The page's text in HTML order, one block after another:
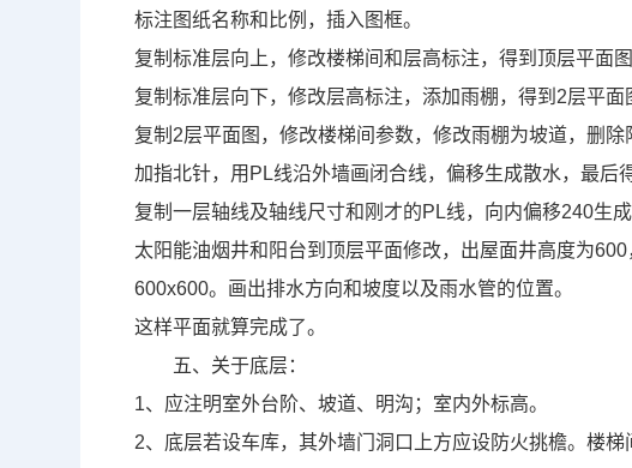
标注图纸名称和比例，插入图框。
复制标准层向上，修改楼梯间和层高标注，得到顶层平面图
复制标准层向下，修改层高标注，添加雨棚，得到 2层平面
复制 2层平面图，修改楼梯间参数，修改雨棚为坡道，删
加指北针，用 PL线沿外墙画闭合线，偏移生成散水，最后
复制一层轴线及轴线尺寸和刚才的PL线，向内偏移240生
太阳能油烟井和阳台到顶层平面修改，出屋面井高度为600
600x600。画出排水方向和坡度以及雨水管的位置。
这样平面就算完成了。
五、关于底层：
1、应注明室外台阶、坡道、明沟；室内外标高。
2、底层若设车库，其外墙门洞口上方应设防火挑檐。楼梯